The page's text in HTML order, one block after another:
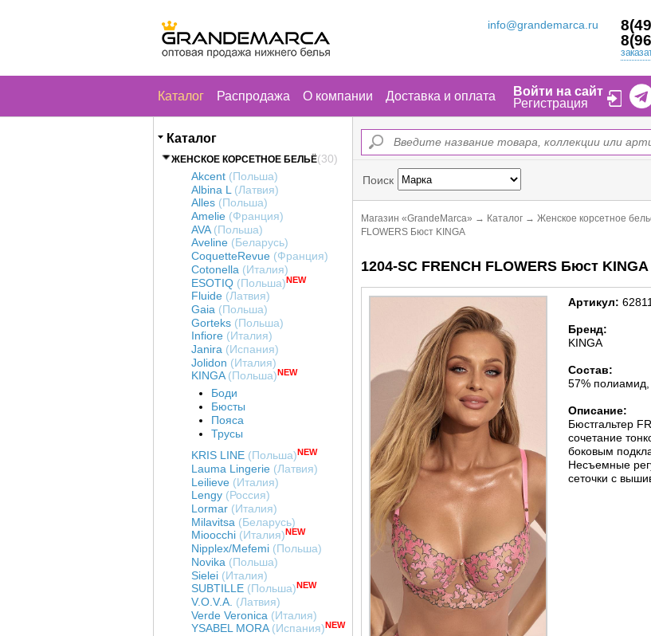
info@grandemarca.ru
Каталог Распродажа О компании Доставка и оплата
Войти на сайт
Регистрация
Каталог
ЖЕНСКОЕ КОРСЕТНОЕ БЕЛЬЁ(30)
Akcent (Польша)
Albina L (Латвия)
Alles (Польша)
Amelie (Франция)
AVA (Польша)
Aveline (Беларусь)
CoquetteRevue (Франция)
Cotonella (Италия)
ESOTIQ (Польша)NEW
Fluide (Латвия)
Gaia (Польша)
Gorteks (Польша)
Infiore (Италия)
Janira (Испания)
Jolidon (Италия)
KINGA(Польша) NEW
Боди
Бюсты
Пояса
Трусы
KRIS LINE (Польша) NEW
Lauma Lingerie (Латвия)
Leilieve (Италия)
Lengy (Россия)
Lormar (Италия)
Milavitsa (Беларусь)
Mioocchi (Италия) NEW
Nipplex/Mefemi (Польша)
Novika (Польша)
Sielei (Италия)
SUBTILLE (Польша)NEW
V.O.V.A. (Латвия)
Verde Veronica (Италия)
YSABEL MORA(Испания) NEW
Поиск
Магазин «GrandeMarca» → Каталог → Женское корсетное
FLOWERS Бюст KINGA
1204-SC FRENCH FLOWERS Бюст
Артикул:
Бренд:
KINGA
Состав:
57% полиамид,
Описание:
Бюстгальтер
сочетание
боковым
Несъемные
сеточки с